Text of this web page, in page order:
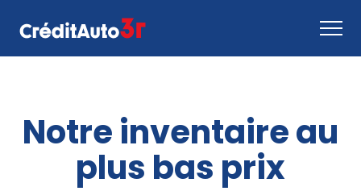
Comment ça marche
Nous joindre
Inventaire
Notre inventaire au
plus bas prix